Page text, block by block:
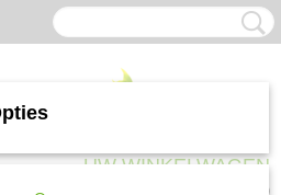
UW WINKELWAGEN
(0)